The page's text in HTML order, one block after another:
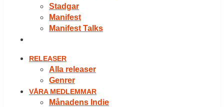
Stadgar
Manifest
Manifest Talks
RELEASER
Alla releaser
Genrer
VÅRA MEDLEMMAR
Månadens Indie